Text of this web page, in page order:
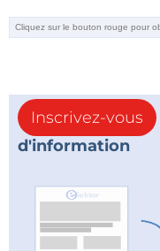
Inscrivez-vous
d'information